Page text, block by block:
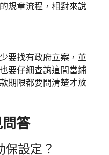
規章流程，相對來說
要找有政府立案，並
要仔細查詢這間當鋪
期限都要問清楚才放
答
保設定？